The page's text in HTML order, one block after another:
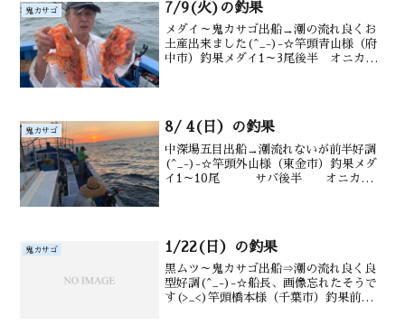
鬼カサゴ 7/9(火)の釣果
メダイ～鬼カサゴ出船→潮の流れ良くお
土産出来ました(^_-)-☆竿頭青山様（府
中市）釣果メダイ1～3尾後半 オニカサ
鬼カサゴ 8/ 4(日）の釣果
中深場五目出船→潮流れないが前半好調
(^_-)-☆竿頭外山様（東金市）釣果メダ
イ1～10尾 サバ後半 オニカサ
鬼カサゴ 1/22(日）の釣果
黒ムツ～鬼カサゴ出船⇒潮の流れ良く良
型好調(^_-)-☆船長、画像忘れたそうで
す(>_<)竿頭橋本様（千葉市）釣果前半：